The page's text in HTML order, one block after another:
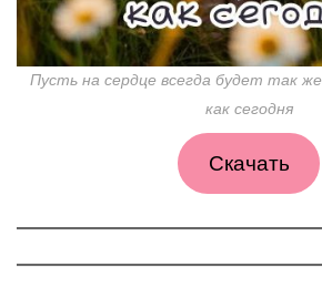
Пусть на сердце всегда будет так
как сегодня
Скачать